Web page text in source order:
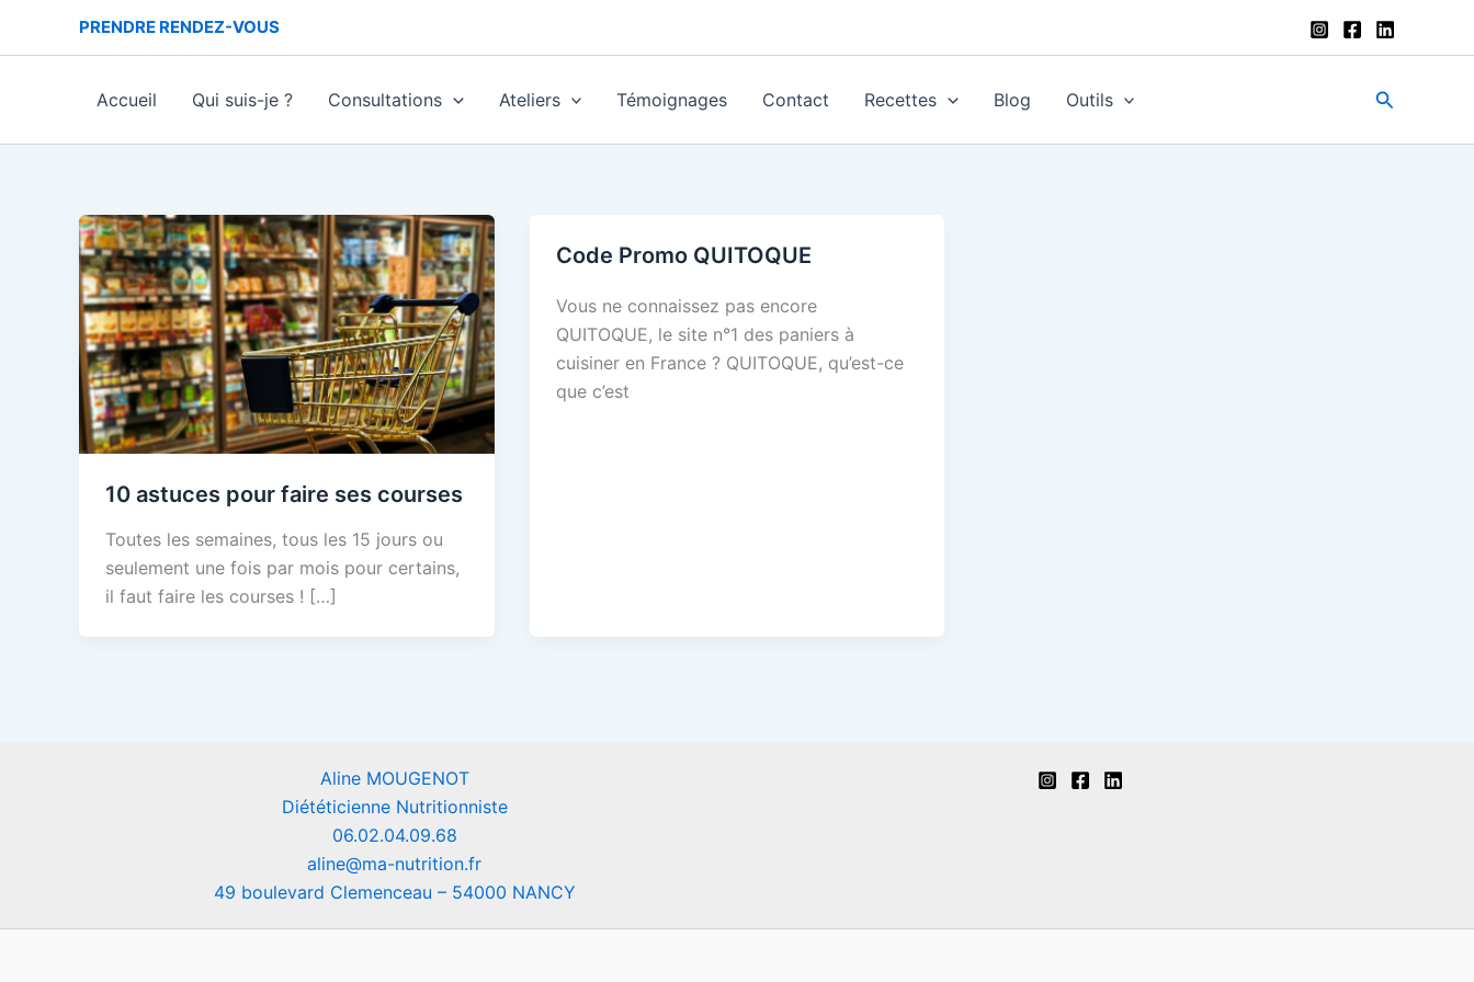
PRENDRE RENDEZ-VOUS
Accueil Qui suis-je ? Consultations Ateliers Témoignages Contact Recettes Blog Outils
10 astuces pour faire ses courses
Toutes les semaines, tous les 15 jours ou
seulement une fois par mois pour certains,
il faut faire les courses ! […]
Code Promo QUITOQUE
Vous ne connaissez pas encore
QUITOQUE, le site n°1 des paniers à
cuisiner en France ? QUITOQUE, qu’est-ce
que c’est
Aline MOUGENOT
Diététicienne Nutritionniste
06.02.04.09.68
aline@ma-nutrition.fr
49 boulevard Clemenceau – 54000 NANCY